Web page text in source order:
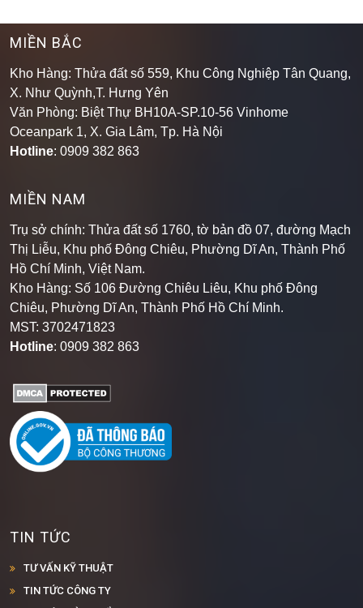
MIỀN BẮC
Kho Hàng: Thửa đất số 559, Khu Công Nghiệp Tân Quang,
X. Như Quỳnh,T. Hưng Yên
Văn Phòng: Biệt Thự BH10A-SP.10-56 Vinhome
Oceanpark 1, X. Gia Lâm, Tp. Hà Nội
Hotline: 0909 382 863
MIỀN NAM
Trụ sở chính: Thửa đất số 1760, tờ bản đồ 07, đường Mạch
Thị Liễu, Khu phố Đông Chiêu, Phường Dĩ An, Thành Phố
Hồ Chí Minh, Việt Nam.
Kho Hàng: Số 106 Đường Chiêu Liêu, Khu phố Đông
Chiêu, Phường Dĩ An, Thành Phố Hồ Chí Minh.
MST: 3702471823
Hotline: 0909 382 863
TIN TỨC
TƯ VẤN KỸ THUẬT
TIN TỨC CÔNG TY